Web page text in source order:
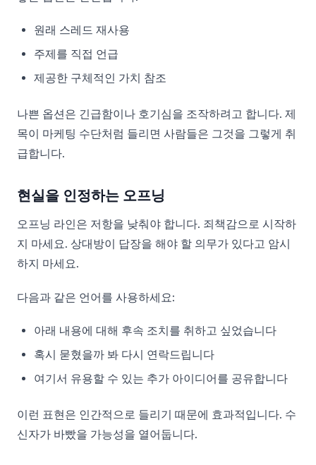
원래 스레드 재사용
주제를 직접 언급
제공한 구체적인 가치 참조
나쁜 옵션은 긴급함이나 호기심을 조작하려고 합니다. 제
목이 마케팅 수단처럼 들리면 사람들은 그것을 그렇게 취
급합니다.
현실을 인정하는 오프닝
오프닝 라인은 저항을 낮춰야 합니다. 죄책감으로 시작하
지 마세요. 상대방이 답장을 해야 할 의무가 있다고 암시
하지 마세요.
다음과 같은 언어를 사용하세요:
아래 내용에 대해 후속 조치를 취하고 싶었습니다
혹시 묻혔을까 봐 다시 연락드립니다
여기서 유용할 수 있는 추가 아이디어를 공유합니다
이런 표현은 인간적으로 들리기 때문에 효과적입니다. 수
신자가 바빴을 가능성을 열어둡니다.